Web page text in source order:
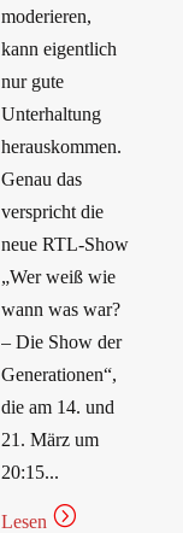
moderieren,
kann eigentlich
nur gute
Unterhaltung
herauskommen.
Genau das
verspricht die
neue RTL-Show
„Wer weiß wie
wann was war?
– Die Show der
Generationen“,
die am 14. und
21. März um
20:15...
Lesen =